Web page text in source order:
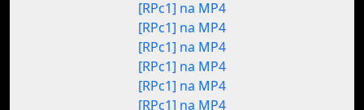
[RPc1] na MP4
[RPc1] na MP4
[RPc1] na MP4
[RPc1] na MP4
[RPc1] na MP4
[RPc1] na MP4